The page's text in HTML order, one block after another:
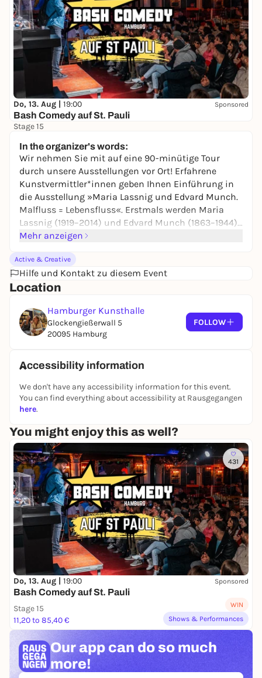
Do, 13. Aug | 19:00 Sponsored
Bash Comedy auf St. Pauli
Stage 15
In the organizer's words:
Wir nehmen Sie mit auf eine 90-minütige Tour
durch unsere Ausstellungen vor Ort! Erfahrene
Kunstvermittler*innen geben Ihnen Einführung in
die Ausstellung »Maria Lassnig und Edvard Munch.
Malfluss = Lebensfluss«. Erstmals werden Maria
Lassnig (1919–2014) und Edvard Munch (1863–1944)
in einer großen Doppelschau gemeinsam gezeigt.
Jahrhundert die österreichische Künstlerin und den
norwegischen Maler und doch gibt es zwischen
ihren Werken und Biografien erstaunliche
wird ihr Schaffen neu lesbar. Beide verbindet ein
einzigartiger Umgang mit Farbe als gestalterisches
Mittel und als starkes Ausdruckselement für das
Angst, Freude oder Schmerz. Die Ausstellung
Hauptwerke, aber auch eher selten gezeigte
Gemälde, eindrucksvolle Arbeiten auf Papier sowie
Filme, Fotografien und eine Skulptur. Teilnahme: 8 €
zzgl. Eintritt. Im Vorverkauf erhältlich. Treffpunkt:
Foyer Galerie der Gegenwart Zuzüglich zum
Veranstaltungsticket benötigen Sie eine gültige
Eintrittskarte für die Hamburger Kunsthalle.
Mehr anzeigen
Active & Creative
Hilfe und Kontakt zu diesem Event
Location
Hamburger Kunsthalle
Glockengießerwall 5
20095 Hamburg
FOLLOW
Accessibility information
We don't have any accessibility information for this event.
You can find everything about accessibility at Rausgegangen
here.
You might enjoy this as well?
431
Do, 13. Aug | 19:00 Sponsored
Bash Comedy auf St. Pauli
Stage 15
11,20 to 85,40 €
WIN
Shows & Performances
Our app can do so much
more!